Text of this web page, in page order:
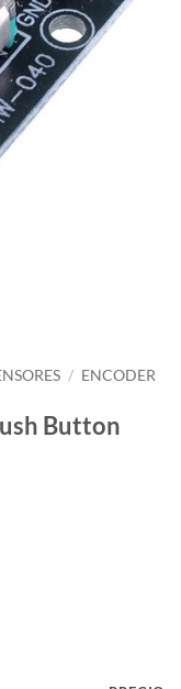
/ ENCODER
Button